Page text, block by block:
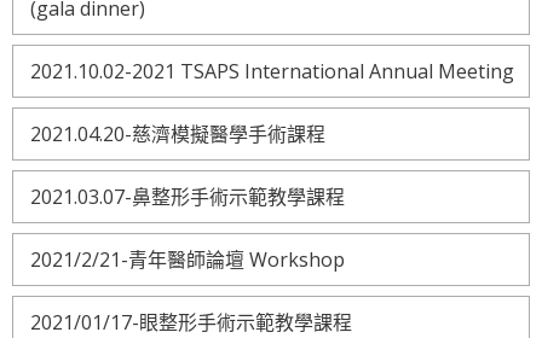
(gala dinner)
2021.10.02-2021 TSAPS International Annual Meeting
2021.04.20-慈濟模擬醫學手術課程
2021.03.07-鼻整形手術示範教學課程
2021/2/21-青年醫師論壇 Workshop
2021/01/17-眼整形手術示範教學課程